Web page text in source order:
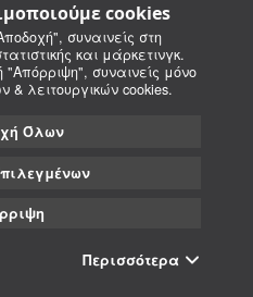
cookies
συναινείς στη
και μάρκετινγκ.
"Απόρριψη", συναινείς μόνο
λειτουργικών cookies.
Όλων
Περισσότερα